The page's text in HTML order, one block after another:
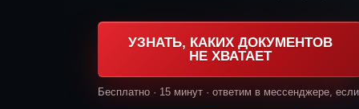
УЗНАТЬ, КАКИХ ДОКУМЕНТОВ
НЕ ХВАТАЕТ
Бесплатно · 15 минут · ответим в мессенджере,